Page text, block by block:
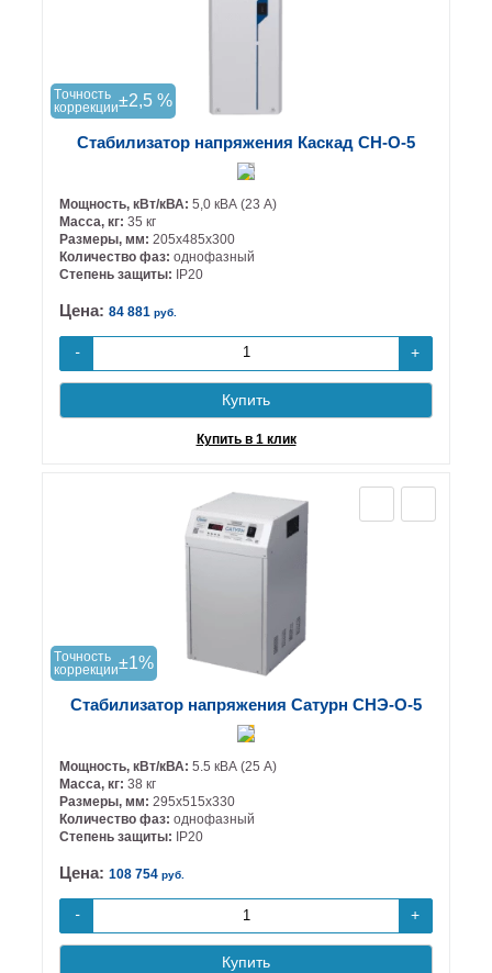
Tочность
коррекции±2,5 %
Стабилизатор напряжения Каскад СН-О-5
Мощность, кВт/кВА: 5,0 кВА (23 А)
Масса, кг: 35 кг
Размеры, мм: 205х485х300
Количество фаз: однофазный
Степень защиты: IP20
Цена: 84 881 руб.
- +
Купить
Купить в 1 клик
Tочность
коррекции±1%
Стабилизатор напряжения Сатурн СНЭ-О-5
Мощность, кВт/кВА: 5.5 кВА (25 А)
Масса, кг: 38 кг
Размеры, мм: 295х515х330
Количество фаз: однофазный
Степень защиты:
IP20
Цена: 108 754 руб.
- +
Купить